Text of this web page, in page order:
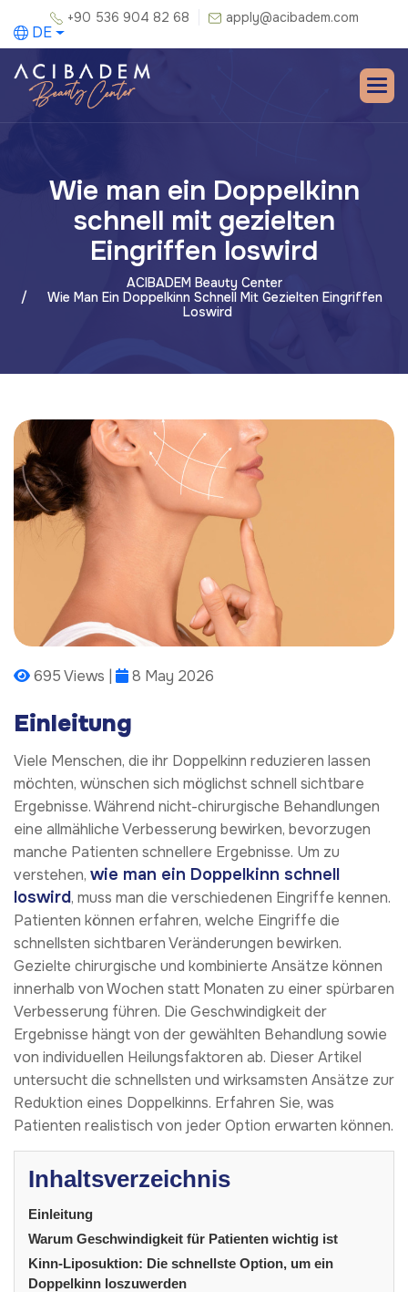
+90 536 904 82 68 apply@acibadem.com
DE
Wie man ein Doppelkinn
schnell mit gezielten
Eingriffen loswird
ACIBADEM Beauty Center
Wie Man Ein Doppelkinn Schnell Mit Gezielten Eingriffen
Loswird
695 Views | 8 May 2026
Einleitung
Viele Menschen, die ihr Doppelkinn reduzieren lassen
möchten, wünschen sich möglichst schnell sichtbare
Ergebnisse. Während nicht-chirurgische Behandlungen
eine allmähliche Verbesserung bewirken, bevorzugen
manche Patienten schnellere Ergebnisse. Um zu
verstehen, wie man ein Doppelkinn schnell
loswird, muss man die verschiedenen Eingriffe kennen.
Patienten können erfahren, welche Eingriffe die
schnellsten sichtbaren Veränderungen bewirken.
Gezielte chirurgische und kombinierte Ansätze können
innerhalb von Wochen statt Monaten zu einer spürbaren
Verbesserung führen. Die Geschwindigkeit der
Ergebnisse hängt von der gewählten Behandlung sowie
von individuellen Heilungsfaktoren ab. Dieser Artikel
untersucht die schnellsten und wirksamsten Ansätze zur
Reduktion eines Doppelkinns. Erfahren Sie, was
Patienten realistisch von jeder Option erwarten können.
Inhaltsverzeichnis
Einleitung
Warum Geschwindigkeit für Patienten wichtig ist
Kinn-Liposuktion: Die schnellste Option, um ein
Doppelkinn loszuwerden